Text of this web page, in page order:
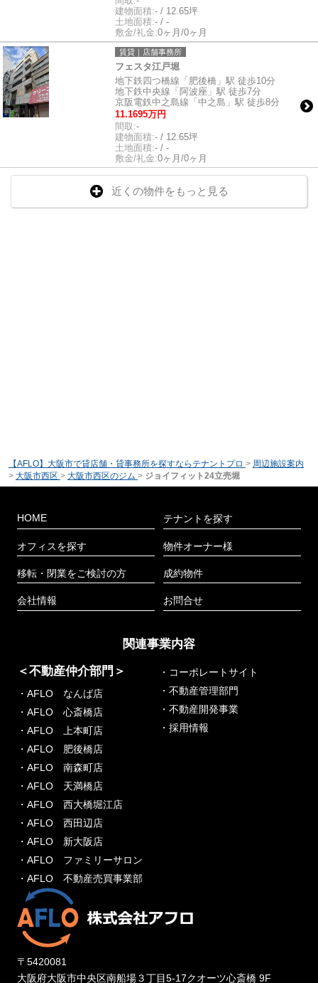
建物面積:- / 12.65坪
土地面積:- / -
敷金/礼金:0ヶ月/0ヶ月
賃貸｜店舗事務所
フェスタ江戸堀
地下鉄四つ橋線「肥後橋」駅 徒歩10分
地下鉄中央線「阿波座」駅 徒歩7分
京阪電鉄中之島線「中之島」駅 徒歩8分
11.1695万円
間取:-
建物面積:- / 12.65坪
土地面積:- / -
敷金/礼金:0ヶ月/0ヶ月
近くの物件をもっと見る
【AFLO】大阪市で貸店舗・貸事務所を探すならテナントプロ > 周辺施設案内
> 大阪市西区 > 大阪市西区のジム > ジョイフィット24立売堀
HOME
オフィスを探す
移転・閉業をご検討の方
会社情報
テナントを探す
物件オーナー様
成約物件
お問合せ
関連事業内容
＜不動産仲介部門＞
・AFLO なんば店
・AFLO 心斎橋店
・AFLO 上本町店
・AFLO 肥後橋店
・AFLO 南森町店
・AFLO 天満橋店
・AFLO 西大橋堀江店
・AFLO 西田辺店
・AFLO 新大阪店
・AFLO ファミリーサロン
・AFLO 不動産売買事業部
・コーポレートサイト
・不動産管理部門
・不動産開発事業
・採用情報
〒5420081
大阪府大阪市中央区南船場３丁目5-17クオーツ心斎橋 9F